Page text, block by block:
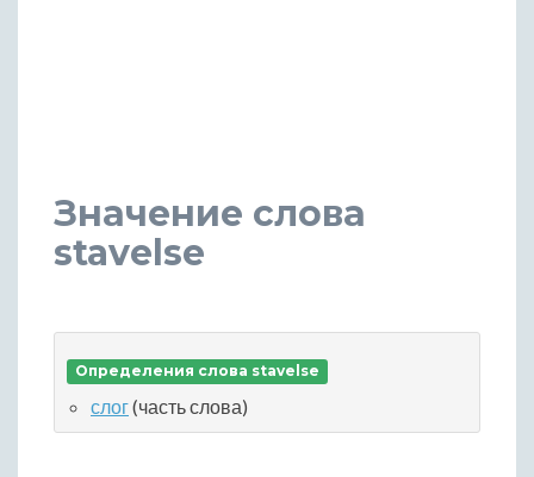
Значение слова
stavelse
Определения слова stavelse
слог(часть слова)